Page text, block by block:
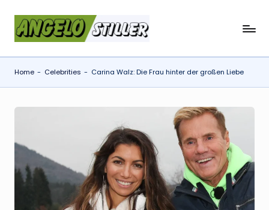
a
n
g
t
Home - Celebrities - Carina Walz: Die Frau hinter der großen Liebe